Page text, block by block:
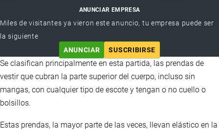
ANUNCIAR EMPRESA
Miles de visitantes ya vieron este anuncio, tu empresa puede ser
la siguiente
ANUNCIAR
SUSCRIBIRSE
Se clasifican principalmente en esta partida, las prendas de
vestir que cubran la parte superior del cuerpo, incluso sin
mangas, con cualquier tipo de escote y tengan o no cuello o
bolsillos.
Estas prendas, la mayor parte de las veces, llevan elástico en la